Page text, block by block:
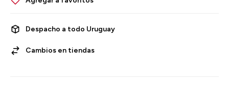
Despacho a todo Uruguay
Cambios en tiendas